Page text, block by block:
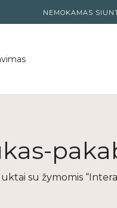
NEMOKAMAS
su žymomis